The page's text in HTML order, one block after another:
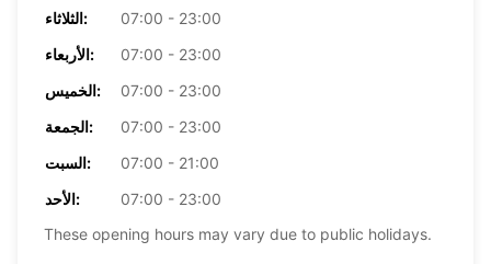
الثلاثاء:
07:00 - 23:00
الأربعاء:
07:00 - 23:00
الخميس:
07:00 - 23:00
الجمعة:
07:00 - 23:00
السبت:
07:00 - 21:00
الأحد:
07:00 - 23:00
These opening hours may vary due to public holidays.